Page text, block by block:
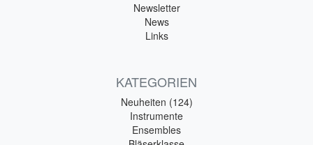
Newsletter
News
Links
KATEGORIEN
Neuheiten (124)
Instrumente
Ensembles